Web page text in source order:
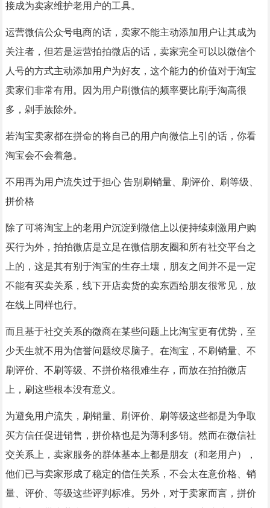
接成为卖家维护老用户的工具。
运营微信公众号电商的话，卖家不能主动添加用户让其成为
关注者，但若是运营拍拍微店的话，卖家完全可以以微信个
人号的方式主动添加用户为好友，这个能力的价值对于淘宝
卖家们非常有用。因为用户刷微信的频率要比刷手淘高很
多，剁手族除外。
若淘宝卖家都在拼命的将自己的用户向微信上引的话，你看
淘宝会不会着急。
不用再为用户流失过于担心 告别刷销量、刷评价、刷等级、
拼价格
除了可将淘宝上的老用户沉淀到微信上以便持续刺激用户购
买行为外，拍拍微店是立足在微信朋友圈和所有社交平台之
上的，这是其有别于淘宝的生存土壤，朋友之间并不是一定
不能有买卖关系，线下开店卖货的卖东西给朋友很常见，放
在线上同样也行。
而且基于社交关系的微商在某些问题上比淘宝更有优势，至
少天生就不用为信誉问题绞尽脑子。在淘宝，不刷销量、不
刷评价、不刷等级、不拼价格很难生存，而放在拍拍微店
上，刷这些根本没有意义。
为避免用户流失，刷销量、刷评价、刷等级这些都是为争取
买方信任促进销售，拼价格也是为薄利多销。然而在微信社
交关系上，卖家服务的群体基本上都是朋友（和老用户），
他们已与卖家形成了稳定的信任关系，不会太在意价格、销
量、评价、等级这些评判标准。另外，对于卖家而言，拼价